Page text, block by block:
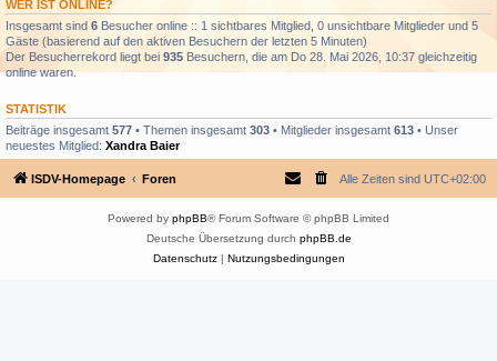
WER IST ONLINE?
Insgesamt sind 6 Besucher online :: 1 sichtbares Mitglied, 0 unsichtbare Mitglieder und 5
Gäste (basierend auf den aktiven Besuchern der letzten 5 Minuten)
Der Besucherrekord liegt bei 935 Besuchern, die am Do 28. Mai 2026, 10:37 gleichzeitig
online waren.
STATISTIK
Beiträge insgesamt 577 • Themen insgesamt 303 • Mitglieder insgesamt 613 • Unser
neuestes Mitglied: Xandra Baier
ISDV-Homepage Foren Alle Zeiten sind UTC+02:00
Powered by phpBB® Forum Software © phpBB Limited
Deutsche Übersetzung durch phpBB.de
Datenschutz| Nutzungsbedingungen